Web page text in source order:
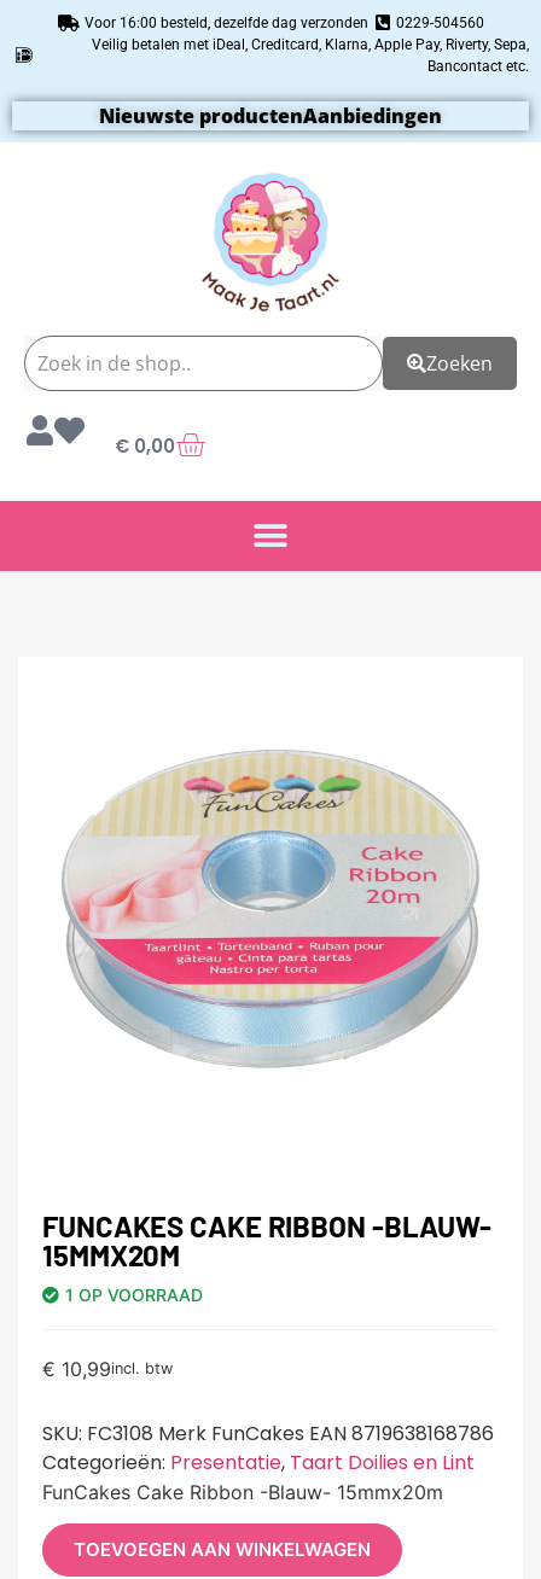
Voor 16:00 besteld, dezelfde dag verzonden
0229-504560
Veilig betalen met iDeal, Creditcard, Klarna, Apple Pay, Riverty, Sepa,
Bancontact etc.
Nieuwste productenAanbiedingen
Zoeken
€ 0,00
FUNCAKES CAKE RIBBON -BLAUW-
15MMX20M
1 OP VOORRAAD
€ 10,99incl. btw
SKU: FC3108 Merk FunCakes EAN 8719638168786
Categorieën: Presentatie, Taart Doilies en Lint
FunCakes Cake Ribbon -Blauw- 15mmx20m
TOEVOEGEN AAN WINKELWAGEN